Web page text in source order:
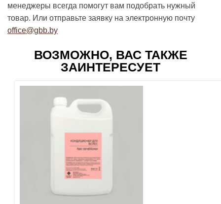
менеджеры всегда помогут вам подобрать нужный
товар. Или отправьте заявку на электронную почту
office@gbb.by
ВОЗМОЖНО, ВАС ТАКЖЕ
ЗАИНТЕРЕСУЕТ